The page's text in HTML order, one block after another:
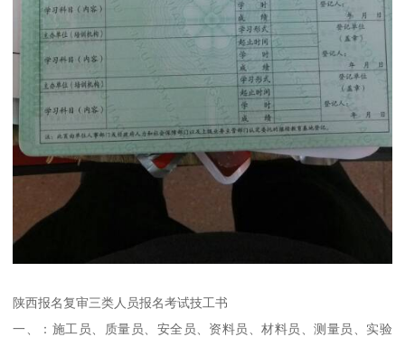
陕西报名复审三类人员报名考试技工书
一、：施工员、质量员、安全员、资料员、材料员、测量员、实验